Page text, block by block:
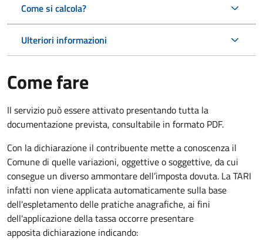
Come si calcola?
Ulteriori informazioni
Come fare
Il servizio può essere attivato presentando tutta la
documentazione prevista, consultabile in formato PDF.
Con la dichiarazione il contribuente mette a conoscenza il
Comune di quelle variazioni, oggettive o soggettive, da cui
consegue un diverso ammontare dell’imposta dovuta. La TARI
infatti non viene applicata automaticamente sulla base
dell'espletamento delle pratiche anagrafiche, ai fini
dell'applicazione della tassa occorre presentare
apposita dichiarazione indicando: